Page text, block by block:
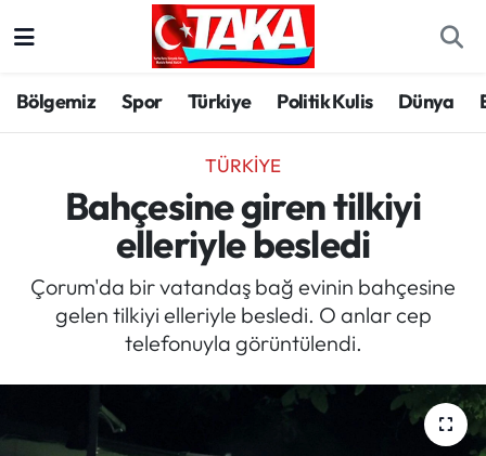
Bölgemiz Spor Türkiye Politik Kulis Dünya
TÜRKIYE
Bahçesine giren tilkiyi
elleriyle besledi
Çorum'da bir vatandaş bağ evinin bahçesine
gelen tilkiyi elleriyle besledi. O anlar cep
telefonuyla görüntülendi.
Spor
Türkiye
Kültür/Sanat
Politika
Politik Kulis
Dünya
Trabzon Hava Durumu
Trabzon Trafik Yoğunluk Haritası
Süper Lig Puan Durumu ve Fikstür
Tüm Manşetler
Son Dakika Haberleri
Haber Arşivi